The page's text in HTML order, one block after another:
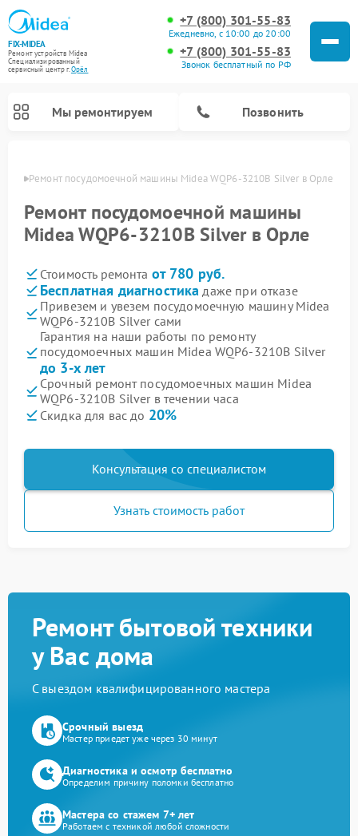
FIX-MIDEA
Ремонт устройств Midea
Специализированный
cервисный центр г.Орёл
+7 (800) 301-55-83
Ежедневно, с 10:00 до 20:00
+7 (800) 301-55-83
Звонок бесплатный по РФ
Мы ремонтируем Позвонить
Ремонт посудомоечной машины Midea WQP6-3210B Silver в Орле
Ремонт посудомоечной машины
Midea WQP6-3210B Silver в Орле
Стоимость ремонта от 780 руб.
Бесплатная диагностика даже при отказе
Привезем и увезем посудомоечную машину Midea
WQP6-3210B Silver сами
Гарантия на наши работы по ремонту
посудомоечных машин Midea WQP6-3210B Silver
до 3-х лет
Срочный ремонт посудомоечных машин Midea
WQP6-3210B Silver в течении часа
Скидка для вас до 20%
Консультация со специалистом
Узнать стоимость работ
Ремонт бытовой техники
у Вас дома
С выездом квалифицированного мастера
Срочный выезд
Мастер приедет уже через 30 минут
Диагностика и осмотр бесплатно
Определим причину поломки бесплатно
Мастера со стажем 7+ лет
Работаем с техникой любой сложности